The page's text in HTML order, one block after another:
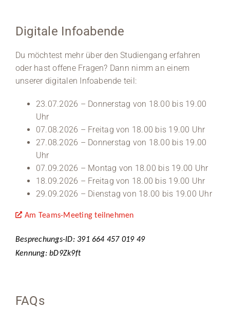
Digitale Infoabende
Du möchtest mehr über den Studiengang erfahren
oder hast offene Fragen? Dann nimm an einem
unserer digitalen Infoabende teil:
23.07.2026 – Donnerstag von 18.00 bis 19.00
Uhr
07.08.2026 – Freitag von 18.00 bis 19.00 Uhr
27.08.2026 – Donnerstag von 18.00 bis 19.00
Uhr
07.09.2026 – Montag von 18.00 bis 19.00 Uhr
18.09.2026 – Freitag von 18.00 bis 19.00 Uhr
29.09.2026 – Dienstag von 18.00 bis 19.00 Uhr
Am Teams-Meeting teilnehmen
Besprechungs-ID: 391 664 457 019 49
Kennung: bD9Zk9ft
FAQs